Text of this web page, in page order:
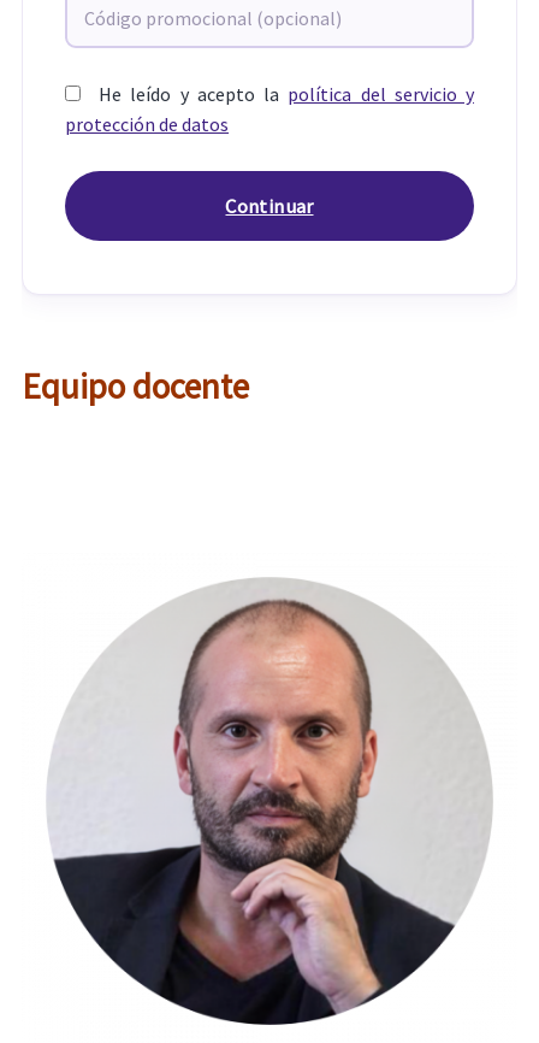
He leído y acepto la política del servicio y
protección de datos
Equipo docente